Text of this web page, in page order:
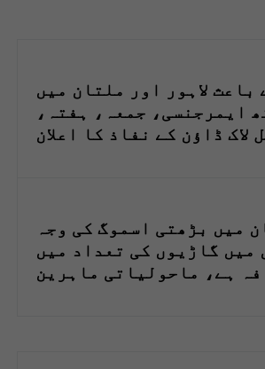
باعث لاہور اور ملتان میں
ایمرجنسی، جمعہ، ہفتہ،
لاک ڈاؤن کے نفاذ کا اعلان
میں بڑھتی اسموگ کی وجہ
میں گاڑیوں کی تعداد میں
ہے، ماحولیاتی ماہرین